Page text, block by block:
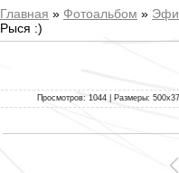
Главная » Фотоальбом »
Рыся :)
Просмотров: 1044 | Размеры: